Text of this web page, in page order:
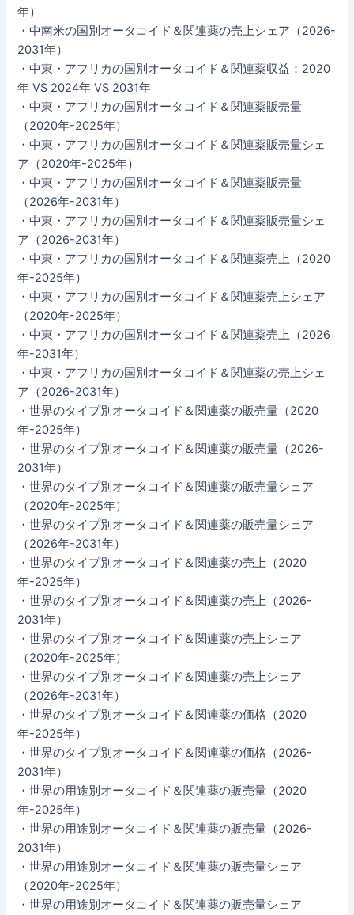
年）
・中南米の国別オータコイド＆関連薬の売上シェア（2026-
2031年）
・中東・アフリカの国別オータコイド＆関連薬収益：2020
年 VS 2024年 VS 2031年
・中東・アフリカの国別オータコイド＆関連薬販売量
（2020年-2025年）
・中東・アフリカの国別オータコイド＆関連薬販売量シェ
ア（2020年-2025年）
・中東・アフリカの国別オータコイド＆関連薬販売量
（2026年-2031年）
・中東・アフリカの国別オータコイド＆関連薬販売量シェ
ア（2026-2031年）
・中東・アフリカの国別オータコイド＆関連薬売上（2020
年-2025年）
・中東・アフリカの国別オータコイド＆関連薬売上シェア
（2020年-2025年）
・中東・アフリカの国別オータコイド＆関連薬売上（2026
年-2031年）
・中東・アフリカの国別オータコイド＆関連薬の売上シェ
ア（2026-2031年）
・世界のタイプ別オータコイド＆関連薬の販売量（2020
年-2025年）
・世界のタイプ別オータコイド＆関連薬の販売量（2026-
2031年）
・世界のタイプ別オータコイド＆関連薬の販売量シェア
（2020年-2025年）
・世界のタイプ別オータコイド＆関連薬の販売量シェア
（2026年-2031年）
・世界のタイプ別オータコイド＆関連薬の売上（2020
年-2025年）
・世界のタイプ別オータコイド＆関連薬の売上（2026-
2031年）
・世界のタイプ別オータコイド＆関連薬の売上シェア
（2020年-2025年）
・世界のタイプ別オータコイド＆関連薬の売上シェア
（2026年-2031年）
・世界のタイプ別オータコイド＆関連薬の価格（2020
年-2025年）
・世界のタイプ別オータコイド＆関連薬の価格（2026-
2031年）
・世界の用途別オータコイド＆関連薬の販売量（2020
年-2025年）
・世界の用途別オータコイド＆関連薬の販売量（2026-
2031年）
・世界の用途別オータコイド＆関連薬の販売量シェア
（2020年-2025年）
・世界の用途別オータコイド＆関連薬の販売量シェア